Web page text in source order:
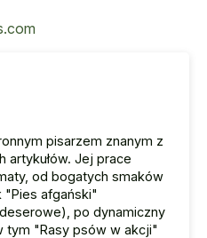
pisarzem znanym z
artykułów. Jej prace
od bogatych smaków
"Pies afgański"
po dynamiczny
tym "Rasy psów w akcji"